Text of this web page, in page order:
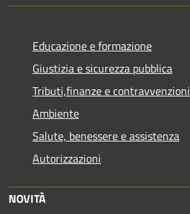
Educazione e formazione
Giustizia e sicurezza pubblica
Tributi,finanze e contravvenzioni
Ambiente
Salute, benessere e assistenza
Autorizzazioni
NOVITÀ